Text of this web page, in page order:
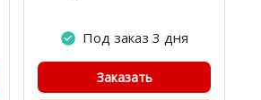
Под заказ 3 дня
Заказать